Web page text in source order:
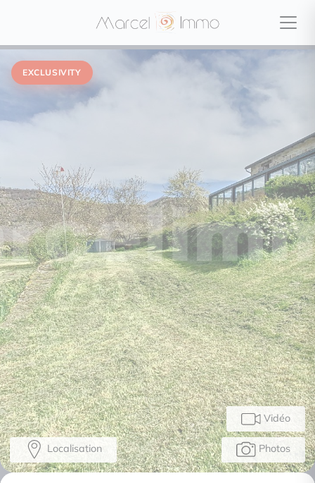
EXCLUSIVITY
Photos
Vidéo
Localisation